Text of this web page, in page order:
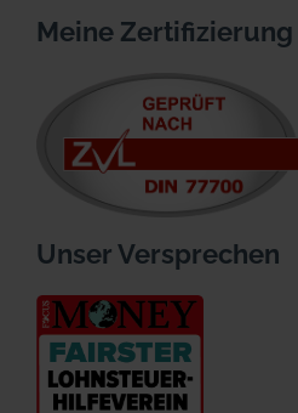
Meine Zertifizierung
Unser Versprechen